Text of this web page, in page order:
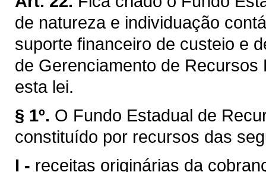
de natureza e individuação
suporte financeiro de custeio e
de Gerenciamento de
esta lei.
§ 1º. O Fundo Estadual de
constituído por recursos das
I - receitas originárias da